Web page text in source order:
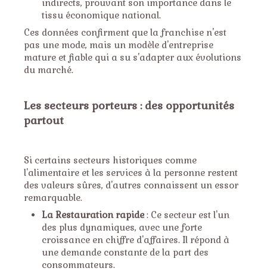
indirects, prouvant son importance dans le
tissu économique national.
Ces données confirment que la franchise n'est
pas une mode, mais un modèle d'entreprise
mature et fiable qui a su s'adapter aux évolutions
du marché.
Les secteurs porteurs : des opportunités
partout
Si certains secteurs historiques comme
l'alimentaire et les services à la personne restent
des valeurs sûres, d'autres connaissent un essor
remarquable.
La Restauration rapide : Ce secteur est l'un
des plus dynamiques, avec une forte
croissance en chiffre d'affaires. Il répond à
une demande constante de la part des
consommateurs.